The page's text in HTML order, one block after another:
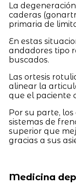
La
caderas
primaria de
En estas
andadores tipo
buscados.
Las ortesis
alinear la
que el paciente
Por su parte,
sistemas de
superior que
gracias a sus
Medicina